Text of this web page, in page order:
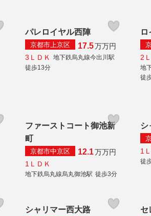
パレロイヤル西陣
京都市上京区 17.5万万円
3ＬＤＫ
地下鉄烏丸線今出川駅
徒歩13分
2
地
徒
ファーストコート御池新
町
京都市中京区 12.1万万円
1ＬＤＫ
地下鉄烏丸線烏丸御池駅 徒歩3分
シ
1
徒
シャリマー西大路 セ